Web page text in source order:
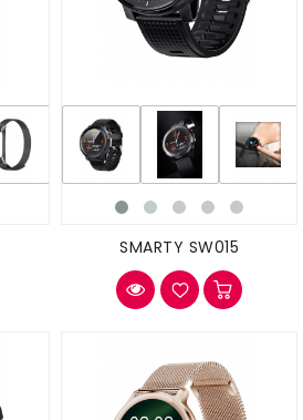
SMARTY SW015